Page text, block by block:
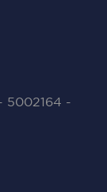
5002164 -